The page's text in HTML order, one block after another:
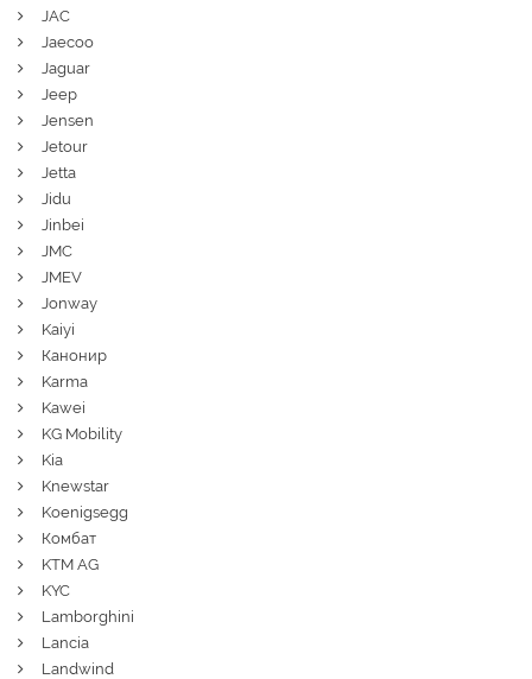
JAC
Jaecoo
Jaguar
Jeep
Jensen
Jetour
Jetta
Jidu
Jinbei
JMC
JMEV
Jonway
Kaiyi
Канонир
Karma
Kawei
KG Mobility
Kia
Knewstar
Koenigsegg
Комбат
KTM AG
KYC
Lamborghini
Lancia
Landwind